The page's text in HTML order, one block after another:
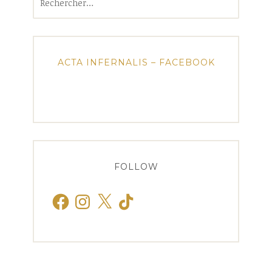
ACTA INFERNALIS – FACEBOOK
FOLLOW
FacebookInstagram
X TikTok